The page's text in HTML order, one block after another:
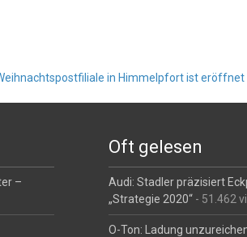
in Himmelpfort ist eröffnet
–
Oft gelesen
Audi: Stadler präzisiert
„Strategie 2020“ - 51.462
O-Ton: Ladung